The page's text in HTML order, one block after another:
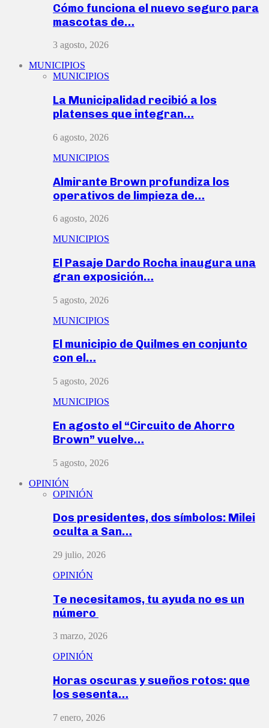
Cómo funciona el nuevo seguro para
mascotas de…
3 agosto, 2026
MUNICIPIOS
MUNICIPIOS
La Municipalidad recibió a los
platenses que integran…
6 agosto, 2026
MUNICIPIOS
Almirante Brown profundiza los
operativos de limpieza de…
6 agosto, 2026
MUNICIPIOS
El Pasaje Dardo Rocha inaugura una
gran exposición…
5 agosto, 2026
MUNICIPIOS
El municipio de Quilmes en conjunto
con el…
5 agosto, 2026
MUNICIPIOS
En agosto el “Circuito de Ahorro
Brown” vuelve…
5 agosto, 2026
OPINIÓN
OPINIÓN
Dos presidentes, dos símbolos: Milei
oculta a San…
29 julio, 2026
OPINIÓN
Te necesitamos, tu ayuda no es un
número
3 marzo, 2026
OPINIÓN
Horas oscuras y sueños rotos: que
los sesenta…
7 enero, 2026